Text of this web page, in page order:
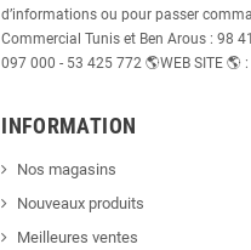
d’informations ou pour passer
Commercial Tunis et Ben Arous : 98
097 000 - 53 425 772 🌎WEB SITE 🌎 :
INFORMATION
Nos magasins
Nouveaux produits
Meilleures ventes